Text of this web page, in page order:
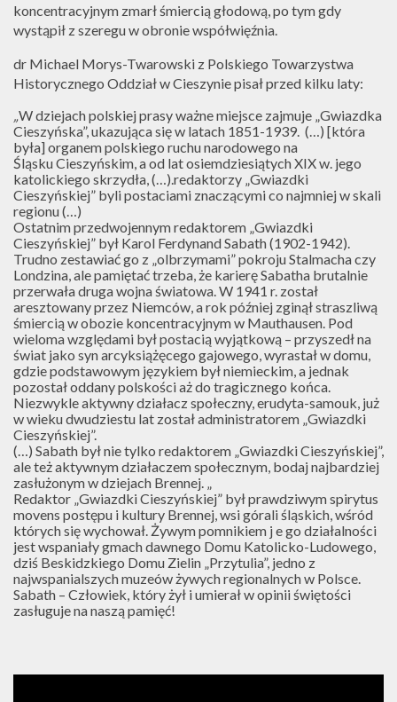
koncentracyjnym zmarł śmiercią głodową, po tym gdy
wystąpił z szeregu w obronie współwięźnia.
dr Michael Morys-Twarowski z Polskiego Towarzystwa
Historycznego Oddział w Cieszynie pisał przed kilku laty:
„W dziejach polskiej prasy ważne miejsce zajmuje „Gwiazdka
Cieszyńska”, ukazująca się w latach 1851-1939. (…) [która
była] organem polskiego ruchu narodowego na
Śląsku Cieszyńskim, a od lat osiemdziesiątych XIX w. jego
katolickiego skrzydła, (…).redaktorzy „Gwiazdki
Cieszyńskiej” byli postaciami znaczącymi co najmniej w skali
regionu (…)
Ostatnim przedwojennym redaktorem „Gwiazdki
Cieszyńskiej” był Karol Ferdy­nand Sabath (1902-1942).
Trudno zestawiać go z „olbrzymami” pokroju Stalmacha czy
Londzina, ale pamiętać trzeba, że karierę Sabatha brutalnie
przerwała druga wojna światowa. W 1941 r. został
aresztowany przez Niemców, a rok później zginął straszliwą
śmiercią w obozie koncentracyjnym w Mauthausen. Pod
wieloma względami był postacią wyjątkową – przyszedł na
świat jako syn arcyksiążęcego gajowego, wyrastał w domu,
gdzie podstawowym językiem był niemieckim, a jednak
pozostał oddany polskości aż do tragicznego końca.
Niezwykle aktywny działacz społeczny, erudyta-samouk, już
w wieku dwudziestu lat został administratorem „Gwiazdki
Cieszyńskiej”.
(…) Sabath był nie tylko redaktorem „Gwiazdki Cieszyńskiej”,
ale też aktywnym działaczem społecznym, bodaj najbardziej
zasłużonym w dziejach Brennej. „
Redaktor „Gwiazdki Cieszyńskiej” był prawdziwym spirytus
movens postępu i kultury Brennej, wsi górali śląskich, wśród
których się wychował. Żywym pomnikiem j e go działalności
jest wspaniały gmach dawnego Domu Katolicko-Ludowego,
dziś Beskidzkiego Domu Zielin „Przytulia”, jedno z
najwspanialszych muzeów żywych regionalnych w Polsce.
Sabath – Człowiek, który żył i umierał w opinii świętości
zasługuje na naszą pamięć!